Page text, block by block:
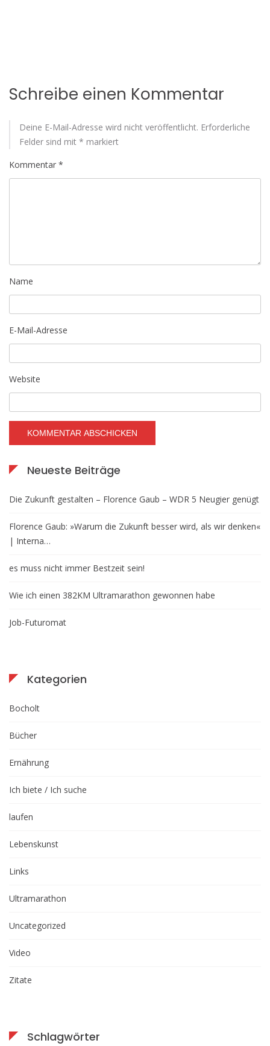
Schreibe einen Kommentar
Deine E-Mail-Adresse wird nicht veröffentlicht. Erforderliche
Felder sind mit * markiert
Kommentar *
Name
E-Mail-Adresse
Website
Neueste Beiträge
Die Zukunft gestalten – Florence Gaub – WDR 5 Neugier genügt
Florence Gaub: »Warum die Zukunft besser wird, als wir denken«
| Interna…
es muss nicht immer Bestzeit sein!
Wie ich einen 382KM Ultramarathon gewonnen habe
Job-Futuromat
Kategorien
Bocholt
Bücher
Ernährung
Ich biete / Ich suche
laufen
Lebenskunst
Links
Ultramarathon
Uncategorized
Video
Zitate
Schlagwörter